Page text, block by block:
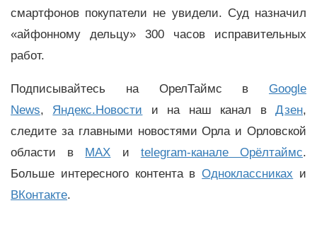
смартфонов покупатели не увидели. Суд назначил
«айфонному дельцу» 300 часов исправительных
работ.
Подписывайтесь на ОрелТаймс в Google
News, Яндекс.Новости и на наш канал вДзен,
следите за главными новостями Орла и Орловской
области в MAX и telegram-канале Орёлтаймс.
Больше интересного контента вОдноклассниках и
ВКонтакте.